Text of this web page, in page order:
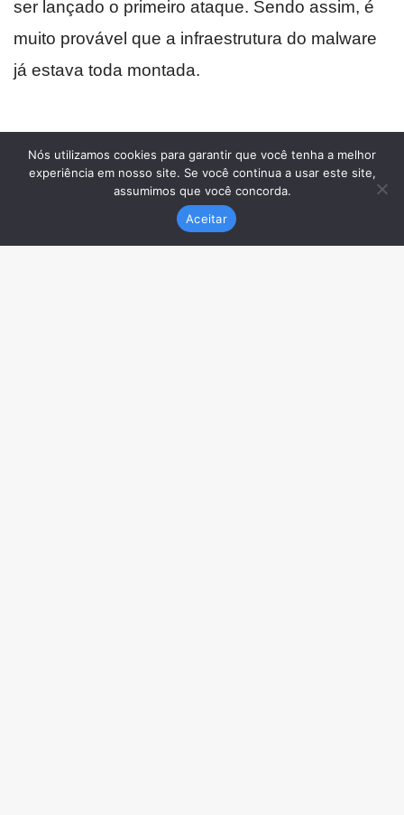
Nós utilizamos cookies para garantir que você tenha a melhor
experiência em nosso site. Se você continua a usar este site,
assumimos que você concorda.
Aceitar